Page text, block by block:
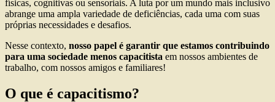
físicas, cognitivas ou sensoriais. A luta por um mundo mais inclusivo
abrange uma ampla variedade de deficiências, cada uma com suas
próprias necessidades e desafios.
Nesse contexto, nosso papel é garantir que estamos contribuindo
para uma sociedade menos capacitista em nossos ambientes de
trabalho, com nossos amigos e familiares!
O que é capacitismo?